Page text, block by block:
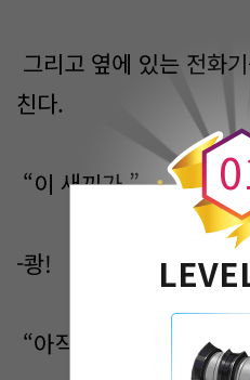
그리고 옆에 있는 전화
친다.
“이 새끼가.”
-쾅!
“아직도.”
0